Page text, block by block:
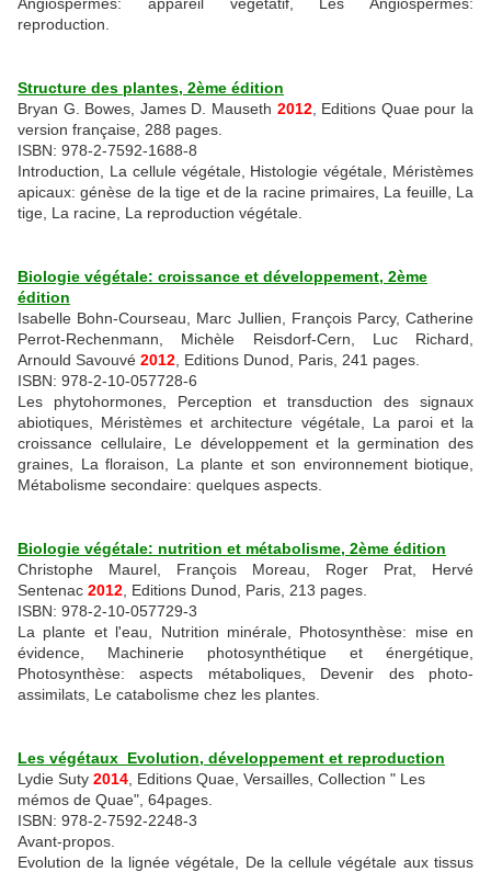
reproduction.
Structure des plantes, 2ème édition
Bryan G. Bowes, James D. Mauseth 2012, Editions Quae pour la
version française, 288 pages.
ISBN: 978-2-7592-1688-8
Introduction, La cellule végétale, Histologie végétale, Méristèmes
apicaux: génèse de la tige et de la racine primaires, La feuille, La
tige, La racine, La reproduction végétale.
Biologie végétale: croissance et développement, 2ème
édition
Isabelle Bohn-Courseau, Marc Jullien, François Parcy, Catherine
Perrot-Rechenmann, Michèle Reisdorf-Cern, Luc Richard,
Arnould Savouvé 2012 , Editions Dunod, Paris, 241 pages.
ISBN: 978-2-10-057728-6
Les phytohormones, Perception et transduction des signaux
abiotiques, Méristèmes et architecture végétale, La paroi et la
croissance cellulaire, Le développement et la germination des
graines, La floraison, La plante et son environnement biotique,
Métabolisme secondaire: quelques aspects.
Biologie végétale: nutrition et métabolisme, 2ème édition
Christophe Maurel, François Moreau, Roger Prat, Hervé
Sentenac 2012 , Editions Dunod, Paris, 213 pages.
ISBN: 978-2-10-057729-3
La plante et l'eau, Nutrition minérale, Photosynthèse: mise en
évidence, Machinerie photosynthétique et énergétique,
Photosynthèse: aspects métaboliques, Devenir des photo-
assimilats, Le catabolisme chez les plantes.
Les végétaux Evolution, développement et reproduction
Lydie Suty 2014 , Editions Quae, Versailles, Collection " Les
mémos de Quae", 64pages.
ISBN: 978-2-7592-2248-3
Avant-propos.
Evolution de la lignée végétale, De la cellule végétale aux tissus